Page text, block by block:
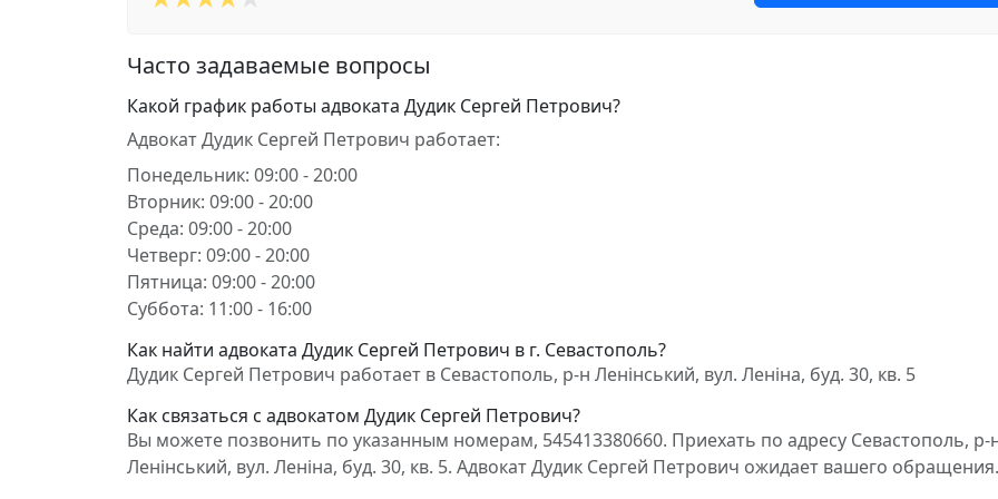
Часто задаваемые вопросы
Какой график работы адвоката Дудик Сергей Петрович?
Адвокат Дудик Сергей Петрович работает:
Понедельник: 09:00 - 20:00
Вторник: 09:00 - 20:00
Среда: 09:00 - 20:00
Четверг: 09:00 - 20:00
Пятница: 09:00 - 20:00
Суббота: 11:00 - 16:00
Как найти адвоката Дудик Сергей Петрович в г. Севастополь?
Дудик Сергей Петрович работает в Севастополь, р-н Ленінський, вул. Леніна, буд. 30, кв. 5
Как связаться с адвокатом Дудик Сергей Петрович?
Вы можете позвонить по указанным номерам, 545413380660. Приехать по адресу Севастополь, р-
Ленінський, вул. Леніна, буд. 30, кв. 5. Адвокат Дудик Сергей Петрович ожидает вашего обращения.